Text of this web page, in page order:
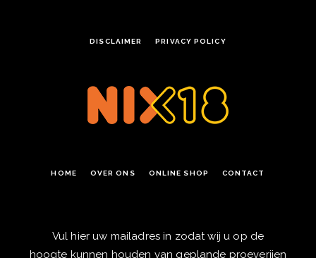
DISCLAIMER PRIVACY POLICY
HOME OVER ONS ONLINE SHOP CONTACT
Vul hier uw mailadres in zodat wij u op de
hoogte kunnen houden van geplande proeverijen